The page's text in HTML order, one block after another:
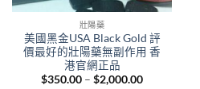
壯陽藥
美國黑金USA Black Gold 評
價最好的壯陽藥無副作用 香
港官網正品
$350.00 – $2,000.00Price